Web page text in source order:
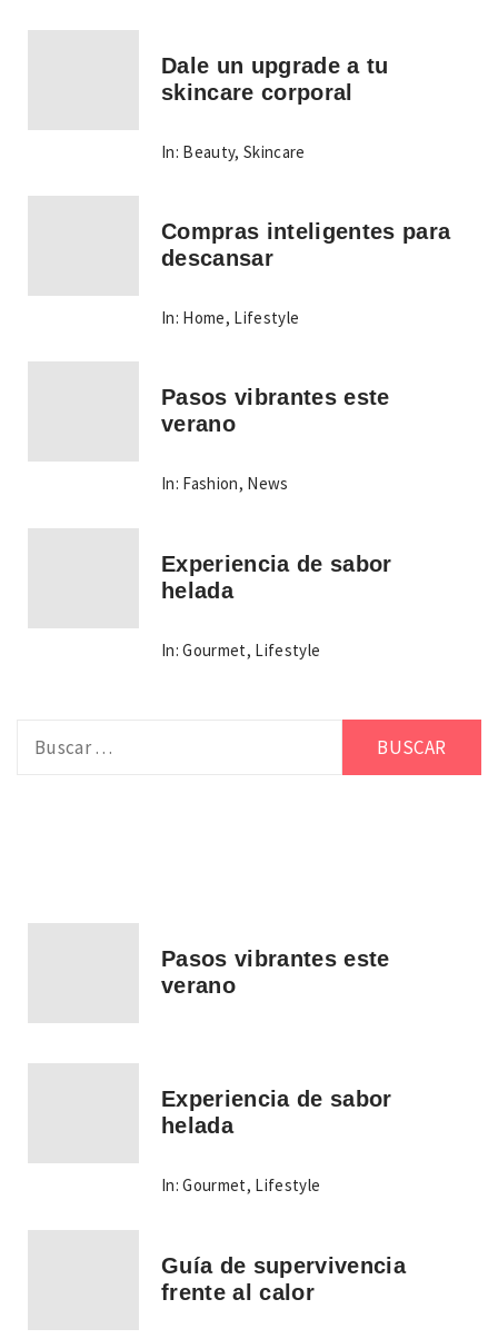
Dale un upgrade a tu
skincare corporal
In: Beauty,Skincare
Compras inteligentes para
descansar
In: Home, Lifestyle
Pasos vibrantes este
verano
In: Fashion, News
Experiencia de sabor
helada
In: Gourmet, Lifestyle
Pasos vibrantes este
verano
Experiencia de sabor
helada
In: Gourmet, Lifestyle
Guía de supervivencia
frente al calor